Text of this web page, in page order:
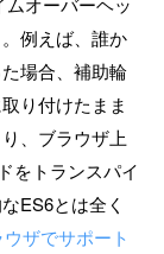
例えば、誰か
場合、補助輪
り付けたまま
、ブラウザ上
をトランスパイ
ES6とは全く
ザでサポート